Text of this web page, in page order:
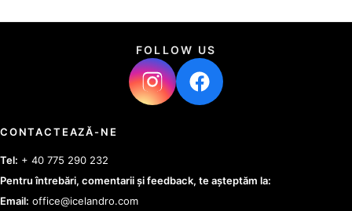
FOLLOW US
CONTACTEAZĂ-NE
Tel: + 40 775 290 232
Pentru întrebări, comentarii și feedback, te așteptăm la:
Email: office@icelandro.com